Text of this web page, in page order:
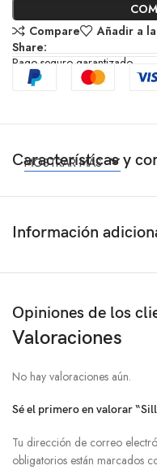
Compare
Añadir a
Share:
Pago seguro garantizado
Características y
MOSTRAR MÁS
Información
Opiniones de los
Valoraciones
No hay valoraciones aún.
Sé el primero en valorar
Tu dirección de correo
obligatorios están marcados